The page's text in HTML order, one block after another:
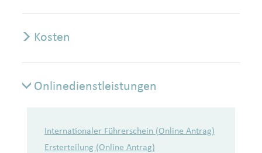
Kosten
Onlinedienstleistungen
Onlinedienstleistungen
Internationaler Führerschein (Online Antrag)
Ersterteilung (Online Antrag)